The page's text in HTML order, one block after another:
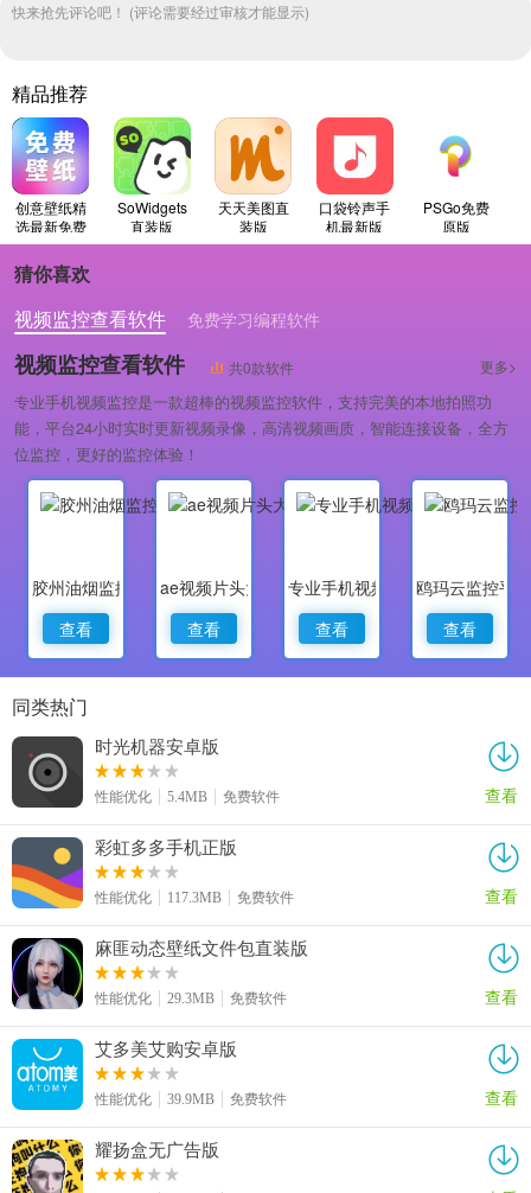
快来抢先评论吧！ (评论需要经过审核才能显示)
精品推荐
创意壁纸精
选最新免费
版
SoWidgets
直装版
天天美图直
装版
口袋铃声手
机最新版
PSGo免费
原版
猜你喜欢
视频监控查看软件
免费学习编程软件
专业做婚礼策划的软件
视频监控查看软件 共0款软件 更多>
专业手机视频监控是一款超棒的视频监控软件，支持完美的本地拍照功
能，平台24小时实时更新视频录像，高清视频画质，智能连接设备，全方
位监控，更好的监控体验！
胶州油烟监控
查看
ae视频片头大师
查看
专业手机视频监控
查看
鸥玛云监控平
查看
同类热门
时光机器安卓版
性能优化 5.4MB 免费软件 查看
彩虹多多手机正版
性能优化 117.3MB 免费软件 查看
麻匪动态壁纸文件包直装版
性能优化 29.3MB 免费软件 查看
艾多美艾购安卓版
性能优化 39.9MB 免费软件 查看
耀扬盒无广告版